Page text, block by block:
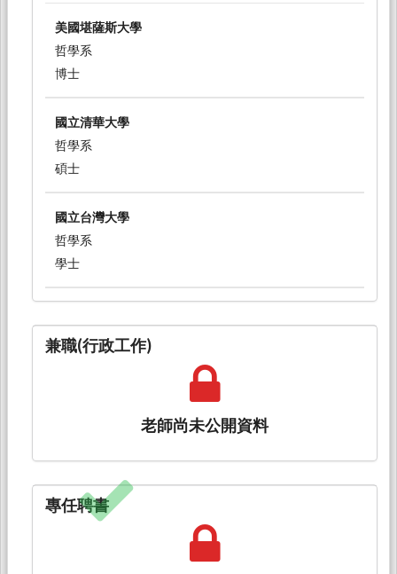
美國堪薩斯大學
哲學系
博士
國立清華大學
哲學系
碩士
國立台灣大學
哲學系
學士
兼職(行政工作)
老師尚未公開資料
專任聘書